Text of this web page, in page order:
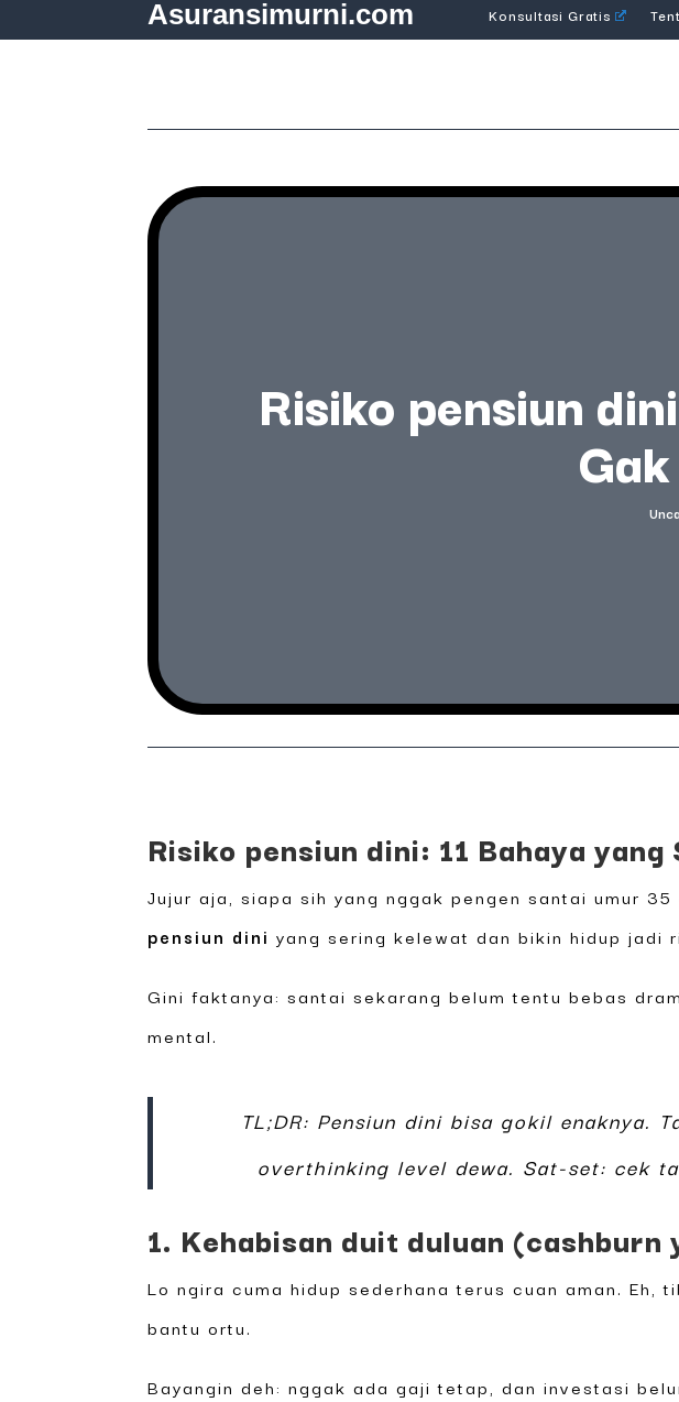
Asuransimurni.com Konsultasi Gratis
Risiko pensiun
Risiko pensiun dini: 11 Bahaya
Jujur aja, siapa sih yang nggak pengen santai umur
pensiun dini yang sering kelewat dan bikin hidup jadi
Gini faktanya: santai sekarang belum tentu bebas
mental.
TL;DR: Pensiun dini bisa gokil enaknya.
overthinking level dewa. Sat-set: cek
1. Kehabisan duit duluan (cashburn
Lo ngira cuma hidup sederhana terus cuan aman.
bantu ortu.
Bayangin deh: nggak ada gaji tetap, dan investasi